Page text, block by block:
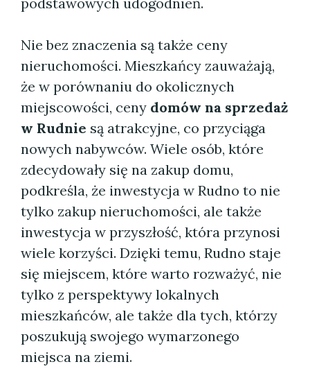
Nie bez znaczenia są także ceny
nieruchomości. Mieszkańcy zauważają,
że w porównaniu do okolicznych
miejscowości, ceny domów na sprzedaż
w Rudnie są atrakcyjne, co przyciąga
nowych nabywców. Wiele osób, które
zdecydowały się na zakup domu,
podkreśla, że inwestycja w Rudno to nie
tylko zakup nieruchomości, ale także
inwestycja w przyszłość, która przynosi
wiele korzyści. Dzięki temu, Rudno staje
się miejscem, które warto rozważyć, nie
tylko z perspektywy lokalnych
mieszkańców, ale także dla tych, którzy
poszukują swojego wymarzonego
miejsca na ziemi.